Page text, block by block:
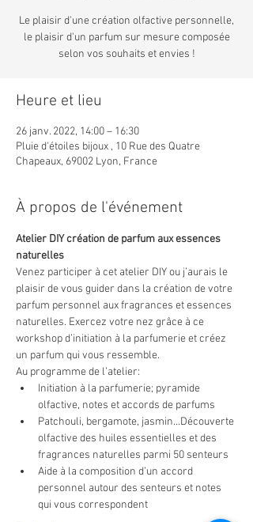
Le plaisir d'une création olfactive personnelle,
le plaisir d'un parfum sur mesure composée
selon vos souhaits et envies !
Heure et lieu
26 janv. 2022, 14:00 – 16:30
Pluie d'étoiles bijoux , 10 Rue des Quatre
Chapeaux, 69002 Lyon, France
À propos de l'événement
Atelier DIY création de parfum aux essences
naturelles
Venez participer à cet atelier DIY ou j’aurais le
plaisir de vous guider dans la création de votre
parfum personnel aux fragrances et essences
naturelles. Exercez votre nez grâce à ce
workshop d’initiation à la parfumerie et créez
un parfum qui vous ressemble.
Au programme de l’atelier:
Initiation à la parfumerie; pyramide
olfactive, notes et accords de parfums
Patchouli, bergamote, jasmin…Découverte
olfactive des huiles essentielles et des
fragrances naturelles parmi 50 senteurs
Aide à la composition d’un accord
personnel autour des senteurs et notes
qui vous correspondent